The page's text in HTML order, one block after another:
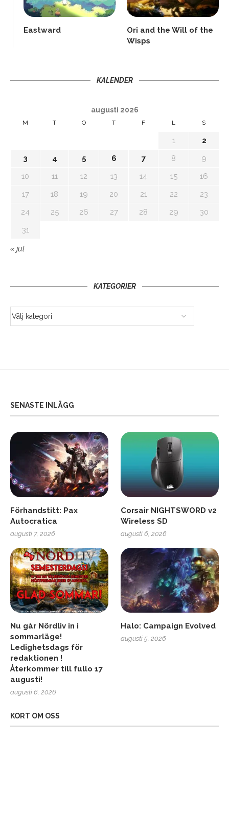
Eastward
Ori and the Will of the
Wisps
KALENDER
augusti 2026
M T O T F L S
1
2
3
4 5 6 7 8
9
10
11 12 13 14 15
16
17
18 19 20 21 22
23
24
25 26 27 28 29
30
31
« jul
KATEGORIER
SENASTE INLÄGG
Förhandstitt: Pax
Autocratica
augusti 7, 2026
Corsair NIGHTSWORD v2
Wireless SD
augusti 6, 2026
Nu går Nördliv in i
sommarläge!
Ledighetsdags för
redaktionen !
Återkommer till fullo 17
augusti!
augusti 6, 2026
Halo: Campaign Evolved
augusti 5, 2026
KORT OM OSS